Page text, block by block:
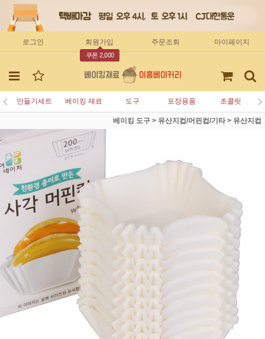
로그인 회원가입
쿠폰 2,000
주문조회 마이페이지
만들기세트 베이킹 재료 도구 포장용품 초콜릿
베이킹 도구 > 유산지컵/머핀컵/기타> 유산지컵